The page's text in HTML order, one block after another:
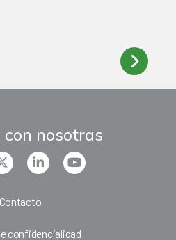
con nosotras
Contacto
confidencialidad